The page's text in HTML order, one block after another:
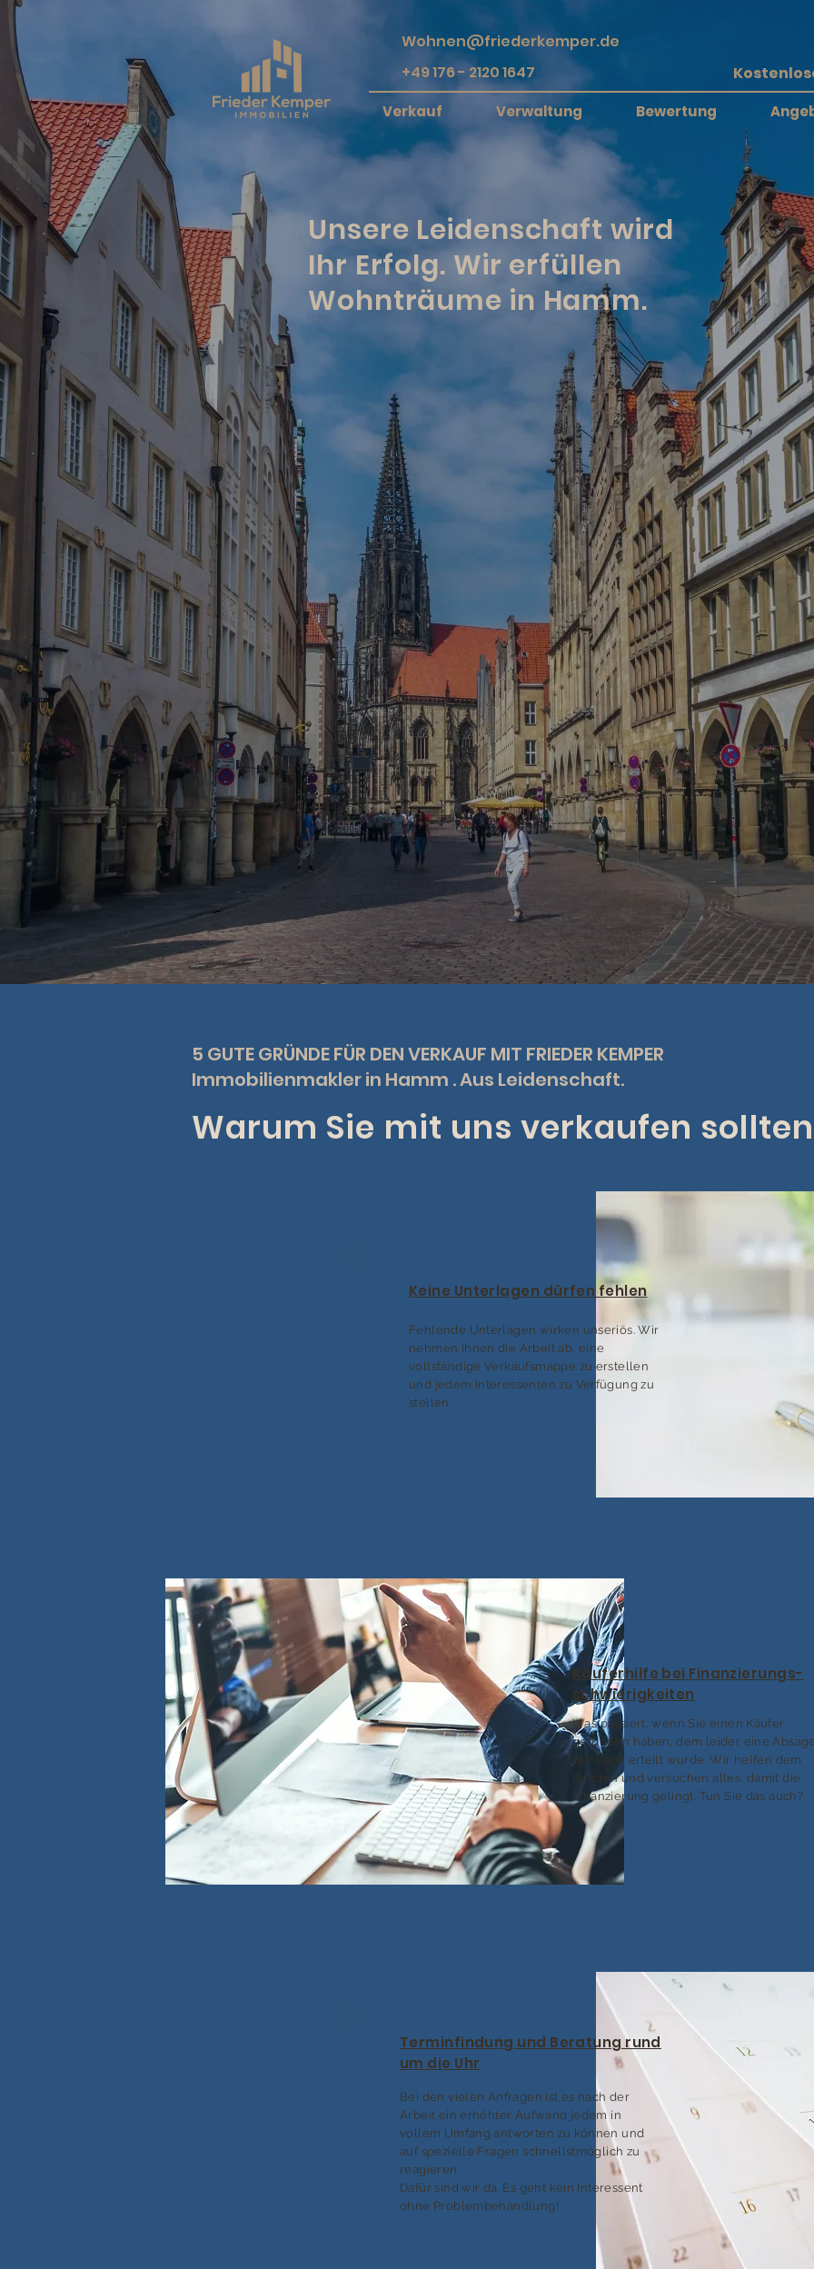
Wohnen@friederkemper.de
+49 176 - 2120 1647
Verkauf Verwaltung Bewertung
Unsere Leidenschaft wird
Ihr Erfolg. Wir erfüllen
Wohnträume in Hamm.
5 GUTE GRÜNDE FÜR DEN VERKAUF MIT FRIEDER KEMPER
Immobilienmakler in Hamm . Aus Leidenschaft.
Warum Sie mit uns verkaufen
Keine Unterlagen dürfen fehlen
Fehlende Unterlagen wirken unseriös. Wir
nehmen Ihnen die Arbeit ab, eine
vollständige Verkaufsmappe zu erstellen
und jedem Interessenten zu Verfügung zu
stellen.
Käuferhilfe bei Finanzierungs-
schwierigkeiten
Was passiert, wenn Sie einen Käufer
gefunden haben, dem leider eine
der Bank erteilt wurde. Wir helfen dem
Kunden und versuchen alles, damit die
Finanzierung gelingt. Tun Sie das auch?
Terminfindung und Beratung rund
um die Uhr
Bei den vielen Anfragen ist es nach der
Arbeit ein erhöhter Aufwand jedem in
vollem Umfang antworten zu können und
auf spezielle Fragen schnellstmöglich zu
reagieren.
Dafür sind wir da. Es geht kein Interessent
ohne Problembehandlung!